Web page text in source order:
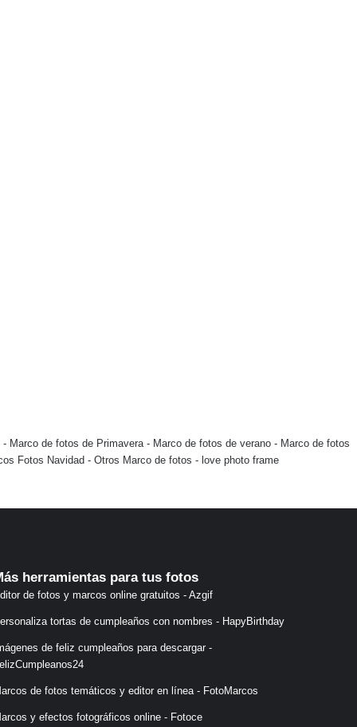
- Marco de fotos de Primavera - Marco de fotos de verano - Marco de fotos
Fotos Navidad- Otros Marco de fotos - love photo frame
herramientas para tus fotos
de fotos y marcos online gratuitos - Azgif
tortas de cumpleaños con nombres - HapyBirthday
de feliz cumpleaños para descargar -
de fotos temáticos y editor en línea - FotoMarcos
y efectos fotográficos online - Fotoce